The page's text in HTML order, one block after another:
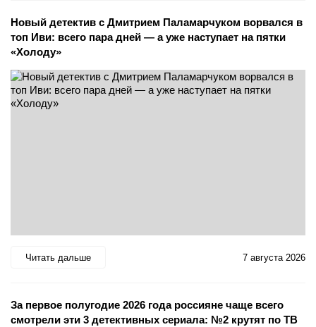
Новый детектив с Дмитрием Паламарчуком ворвался в
топ Иви: всего пара дней — а уже наступает на пятки
«Холоду»
Читать дальше 7 августа 2026
За первое полугодие 2026 года россияне чаще всего
смотрели эти 3 детективных сериала: №2 крутят по ТВ